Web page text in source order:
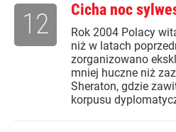
Cicha noc
Rok 2004 Polacy
niż w latach
zorganizowano
mniej huczne niż
Sheraton, gdzie
korpusu
12